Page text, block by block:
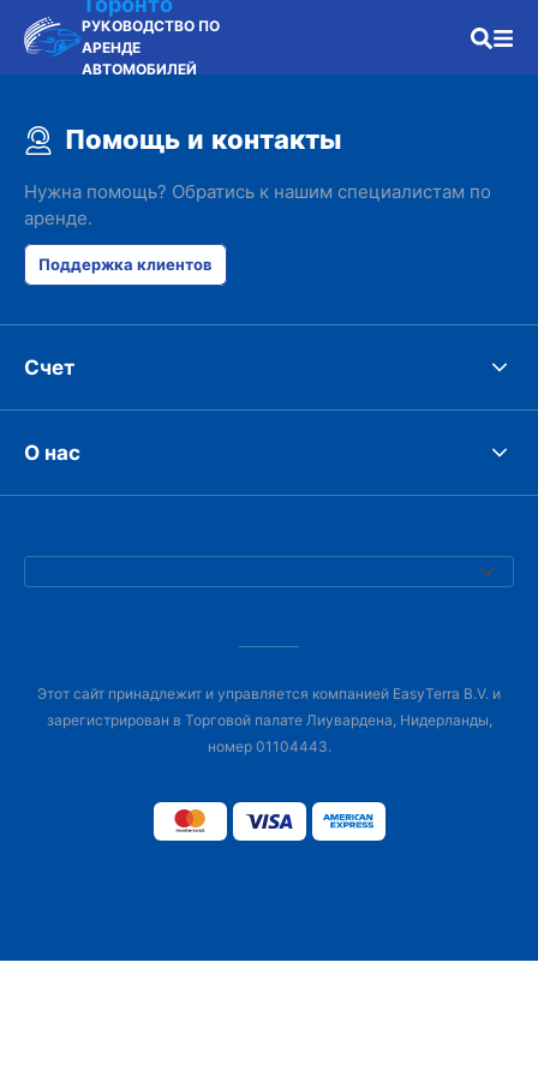
РУКОВОДСТВО ПО
АРЕНДЕ
АВТОМОБИЛЕЙ
Помощь и контакты
Нужна помощь? Обратись к нашим специалистам по
аренде.
Поддержка клиентов
Счет
О нас
Этот сайт принадлежит и управляется компанией EasyTerra B.V. и
зарегистрирован в Торговой палате Лиувардена, Нидерланды,
номер 01104443.